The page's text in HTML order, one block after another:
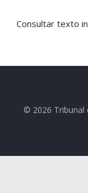
Consultar texto
© 2026 Tribunal